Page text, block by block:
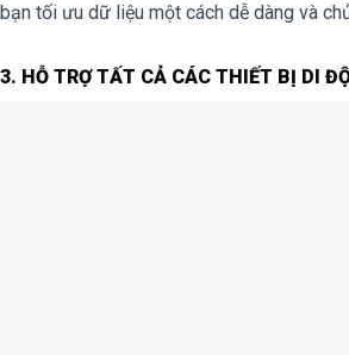
bạn tối ưu dữ liệu một cách dễ dàng và
3. HỖ TRỢ TẤT CẢ CÁC THIẾT BỊ DI